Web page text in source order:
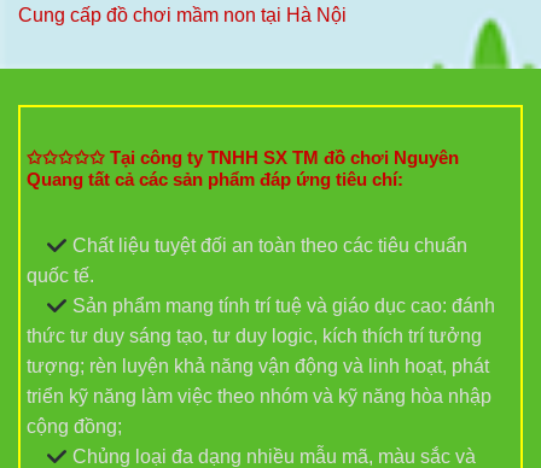
Cung cấp đồ chơi mầm non tại Hà Nội
✩✩✩✩✩ Tại công ty TNHH SX TM đồ chơi Nguyên
Quang tất cả các sản phẩm đáp ứng tiêu chí:
Chất liệu tuyệt đối an toàn theo các tiêu chuẩn
quốc tế.
Sản phẩm mang tính trí tuệ và giáo dục cao: đánh
thức tư duy sáng tạo, tư duy logic, kích thích trí tưởng
tượng; rèn luyện khả năng vận động và linh hoạt, phát
triển kỹ năng làm việc theo nhóm và kỹ năng hòa nhập
cộng đồng;
Chủng loại đa dạng nhiều mẫu mã, màu sắc và